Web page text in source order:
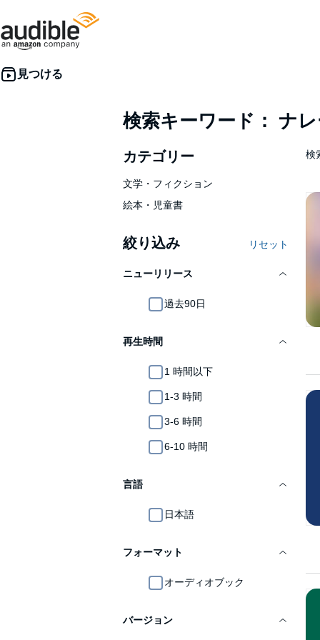
検索キーワード： ナ
カテゴリー
文学・フィクション
絵本・児童書
絞り込み リセット
ニューリリース
過去90日
再生時間
1 時間以下
1-3 時間
3-6 時間
6-10 時間
言語
日本語
フォーマット
オーディオブック
バージョン
検